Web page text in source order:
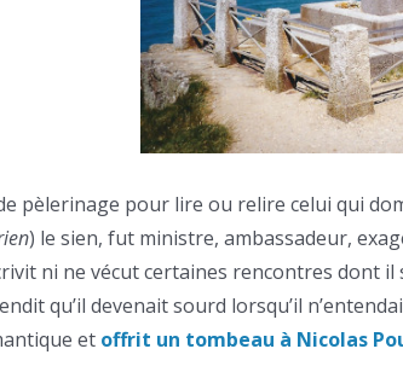
pèlerinage pour lire ou relire celui qui
) le sien, fut ministre, ambassadeur,
ni ne vécut certaines rencontres dont
qu’il devenait sourd lorsqu’il
et offrit un tombeau à Nicolas